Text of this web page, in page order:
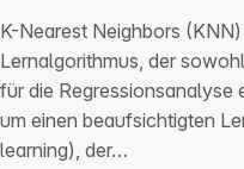
K-Nearest Neighbors
Lernalgorithmus, der
für die Regressionsanalyse
um einen beaufsichtigten
learning), der…